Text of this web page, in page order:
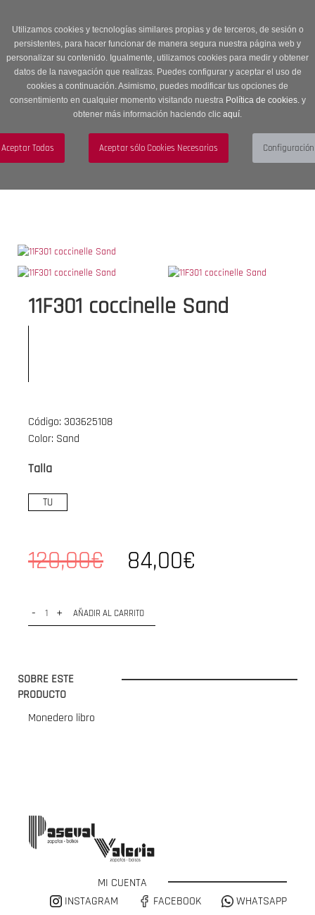
Utilizamos cookies y tecnologías similares propias y de terceros, de sesión o
persistentes, para hacer funcionar de manera segura nuestra página web y
personalizar su contenido. Igualmente, utilizamos cookies para medir y obtener
datos de la navegación que realizas. Puedes configurar y aceptar el uso de
cookies a continuación. Asimismo, puedes modificar tus opciones de
consentimiento en cualquier momento visitando nuestra Política de cookies.y
obtener más información haciendo clic aquí.
descuento en Sección OUTLET con código OUTLET20
navigation
Menú
11F301 coccinelle Sand
Código: 303625108
Color: Sand
Talla
TU
120,00€ 84,00€
- + AÑADIR AL CARRITO
SOBRE ESTE
PRODUCTO
Monedero libro
MI CUENTA
INSTAGRAM
FACEBOOK WHATSAPP